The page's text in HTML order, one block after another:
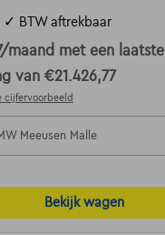
✓ BTW aftrekbaar
/maand met een laatste
van €21.426,77
cijfervoorbeeld
Meeusen Malle
Bekijk wagen